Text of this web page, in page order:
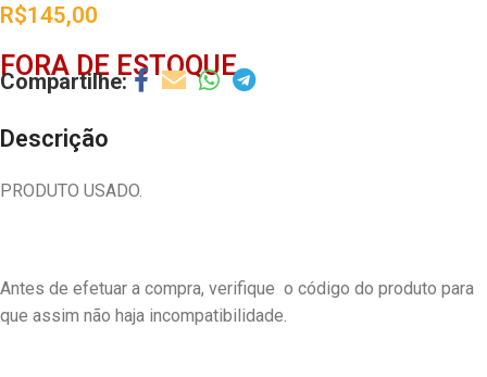
R$145,00
FORA DE ESTOQUE
Descrição
PRODUTO USADO.
Antes de efetuar a compra, verifique o código do produto para
que assim não haja incompatibilidade.